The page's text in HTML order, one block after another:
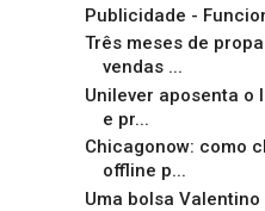
Publicidade -
Três meses de
vendas ...
Unilever aposenta o
e pr...
Chicagonow: como
offline p...
Uma bolsa